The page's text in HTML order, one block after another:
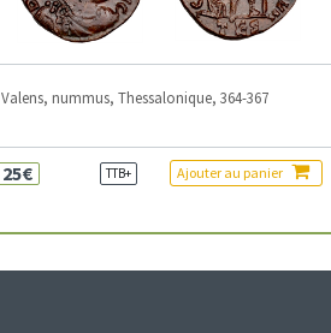
Valens, nummus, Thessalonique, 364-367
25€ TTB+ Ajouter au panier